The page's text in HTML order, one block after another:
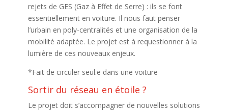
rejets de GES (Gaz à Effet de Serre) : ils se font
essentiellement en voiture. Il nous faut penser
l’urbain en poly-centralités et une organisation de la
mobilité adaptée. Le projet est à requestionner à la
lumière de ces nouveaux enjeux.
*Fait de circuler seul.e dans une voiture
Sortir du réseau en étoile ?
Le projet doit s’accompagner de nouvelles solutions